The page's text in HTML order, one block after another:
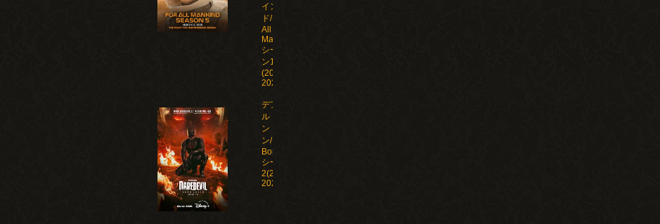
イン
ド/For
All
Mankind
シーズ
ン1-5
(2019-
2026)
デアデビ
ル：ボー
ン・アゲイ
ン/Daredevil:
Born Again
シーズン1-
2(2025-
2026)